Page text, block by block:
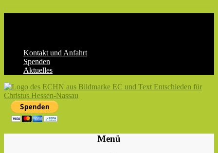
Kontakt und Anfahrt
Spenden
Aktuelles
ECHN
EC-
Menü